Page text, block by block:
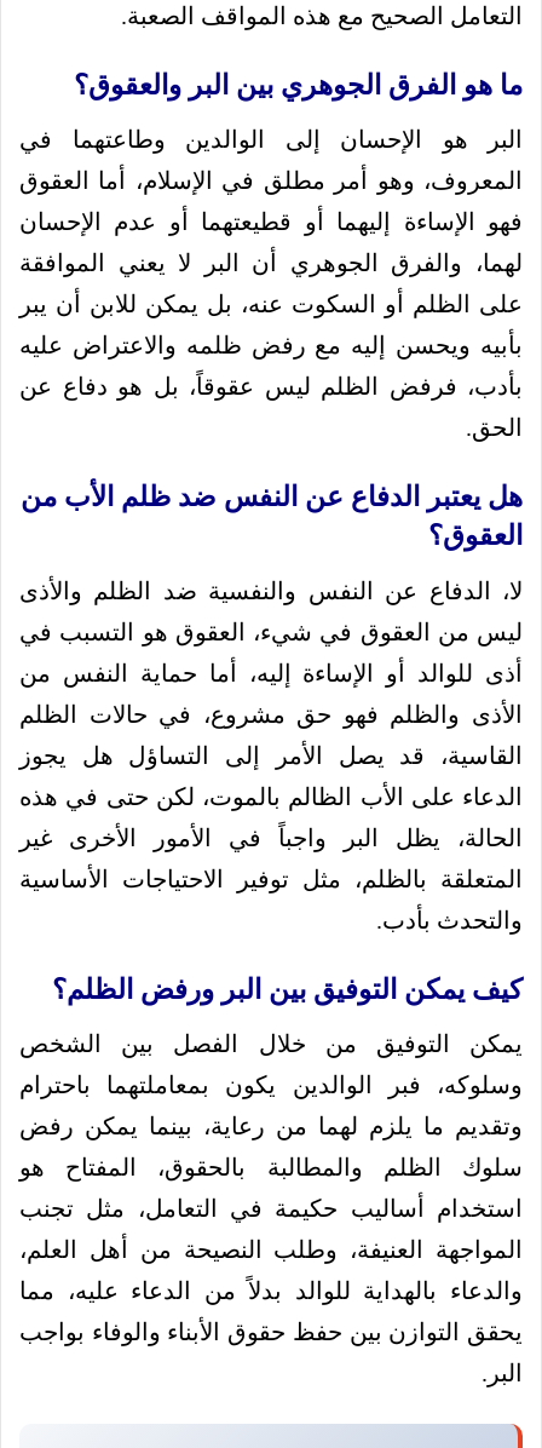
التعامل الصحيح مع هذه المواقف الصعبة.
ما هو الفرق الجوهري بين البر والعقوق؟
البر هو الإحسان إلى الوالدين وطاعتهما في
المعروف، وهو أمر مطلق في الإسلام، أما العقوق
فهو الإساءة إليهما أو قطيعتهما أو عدم الإحسان
لهما، والفرق الجوهري أن البر لا يعني الموافقة
على الظلم أو السكوت عنه، بل يمكن للابن أن يبر
بأبيه ويحسن إليه مع رفض ظلمه والاعتراض عليه
بأدب، فرفض الظلم ليس عقوقاً، بل هو دفاع عن
الحق.
هل يعتبر الدفاع عن النفس ضد ظلم الأب من
العقوق؟
لا، الدفاع عن النفس والنفسية ضد الظلم والأذى
ليس من العقوق في شيء، العقوق هو التسبب في
أذى للوالد أو الإساءة إليه، أما حماية النفس من
الأذى والظلم فهو حق مشروع، في حالات الظلم
القاسية، قد يصل الأمر إلى التساؤل هل يجوز
الدعاء على الأب الظالم بالموت، لكن حتى في هذه
الحالة، يظل البر واجباً في الأمور الأخرى غير
المتعلقة بالظلم، مثل توفير الاحتياجات الأساسية
والتحدث بأدب.
كيف يمكن التوفيق بين البر ورفض الظلم؟
يمكن التوفيق من خلال الفصل بين الشخص
وسلوكه، فبر الوالدين يكون بمعاملتهما باحترام
وتقديم ما يلزم لهما من رعاية، بينما يمكن رفض
سلوك الظلم والمطالبة بالحقوق، المفتاح هو
استخدام أساليب حكيمة في التعامل، مثل تجنب
المواجهة العنيفة، وطلب النصيحة من أهل العلم،
والدعاء بالهداية للوالد بدلاً من الدعاء عليه، مما
يحقق التوازن بين حفظ حقوق الأبناء والوفاء بواجب
البر.